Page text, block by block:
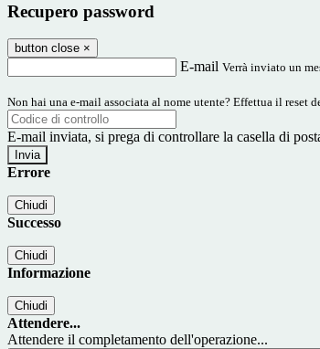
Recupero password
button close ×
E-mail Verrà inviato un
Non hai una e-mail associata al nome utente? Effettua il reset
E-mail inviata, si prega di controllare la casella di
Errore
Chiudi
Successo
Chiudi
Informazione
Chiudi
Attendere...
Attendere il completamento dell'operazione...